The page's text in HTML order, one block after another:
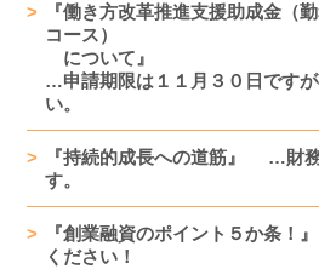
『働き方改革推進支援助成金（
コース）
について』
…申請期限は１１月３０日です
い。
『持続的成長への道筋』 …財
す。
『創業融資のポイント５か条！
ください！